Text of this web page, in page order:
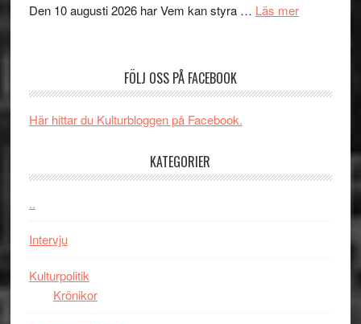
Edge
spännande
Den 10 augusti 2026 har Vem kan styra … Läs merom
kan
FÖLJ OSS PÅ FACEBOOK
Här hittar du Kulturbloggen på Facebook.
KATEGORIER
..
Intervju
Kulturpolitik
Krönikor